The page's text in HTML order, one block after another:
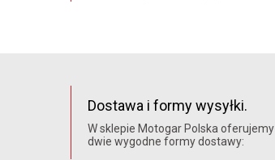
Dostawa i formy wysyłki.
W sklepie Motogar Polska oferujemy
dwie wygodne formy dostawy: